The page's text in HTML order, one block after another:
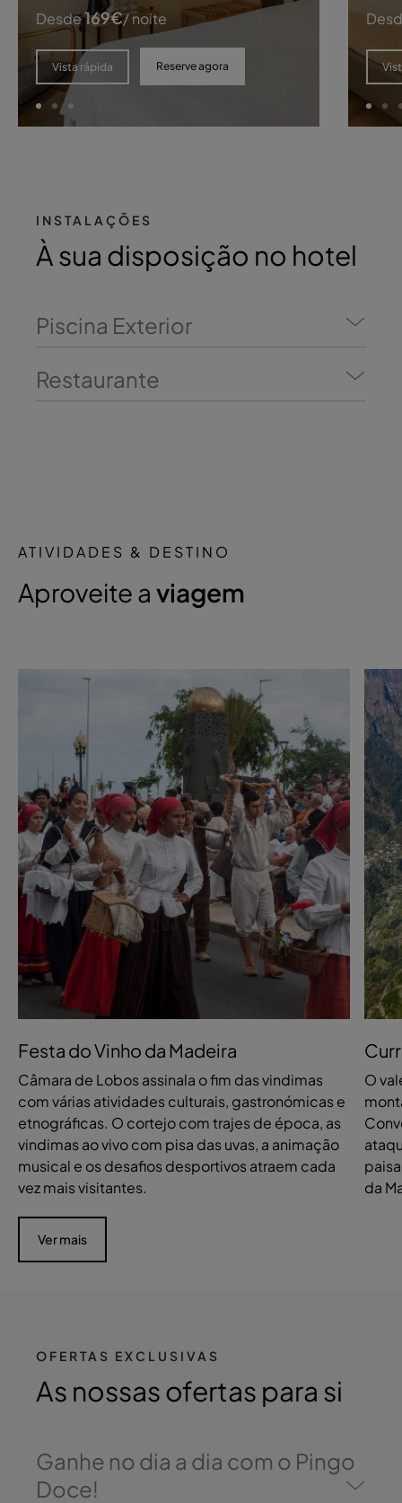
Desde169€/ noite
Vista rápida Reserve agora
INSTALAÇÕES
À sua disposição no hotel
Piscina Exterior
Restaurante
ATIVIDADES & DESTINO
Aproveite a viagem
Festa do Vinho da Madeira
Câmara de Lobos assinala o fim das vindimas
com várias atividades culturais, gastronómicas e
etnográficas. O cortejo com trajes de época, as
vindimas ao vivo com pisa das uvas, a animação
musical e os desafios desportivos atraem cada
vez mais visitantes.
Ver mais
O
da
OFERTAS EXCLUSIVAS
As nossas ofertas para si
Ganhe no dia a dia com o Pingo
Doce!